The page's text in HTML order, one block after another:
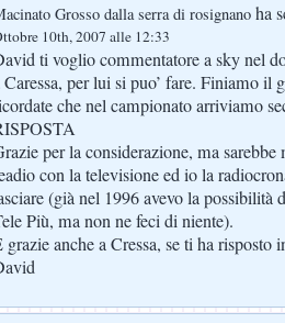
Grosso dalla serra di rosignano ha
10th, 2007 alle 12:33
ti voglio commentatore a sky nel
Caressa, per lui si puo’ fare. Finiamo il
che nel campionato arriviamo
per la considerazione, ma
con la televisione ed io la
(già nel 1996 avevo la possibilità
Più, ma non ne feci di niente).
grazie anche a Cressa, se ti ha